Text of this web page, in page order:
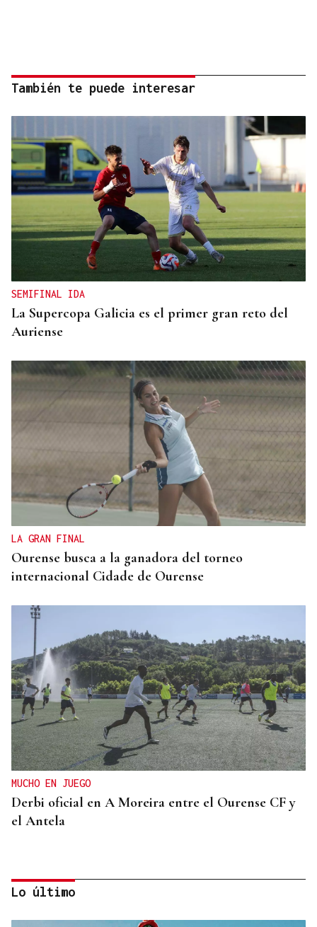
También te puede interesar
SEMIFINAL IDA
La Supercopa Galicia es el primer gran reto del
Auriense
LA GRAN FINAL
Ourense busca a la ganadora del torneo
internacional Cidade de Ourense
MUCHO EN JUEGO
Derbi oficial en A Moreira entre el Ourense CF y
el Antela
Lo último